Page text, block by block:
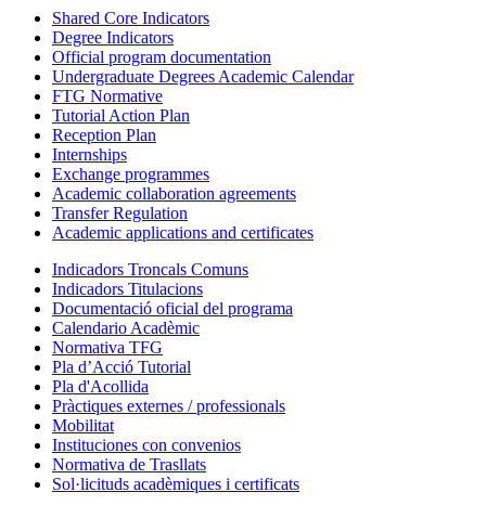
Shared Core Indicators
Degree Indicators
Official program documentation
Undergraduate Degrees Academic Calendar
FTG Normative
Tutorial Action Plan
Reception Plan
Internships
Exchange programmes
Academic collaboration agreements
Transfer Regulation
Academic applications and certificates
Indicadors Troncals Comuns
Indicadors Titulacions
Documentació oficial del programa
Calendario Acadèmic
Normativa TFG
Pla d’Acció Tutorial
Pla d'Acollida
Pràctiques externes / professionals
Mobilitat
Instituciones con convenios
Normativa de Trasllats
Sol·licituds acadèmiques i certificats